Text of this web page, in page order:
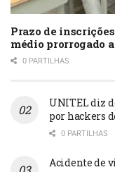
Prazo de
médio prorrogado
0 PARTILHAS
UNITEL diz
por hackers
0 PARTILHAS
Acidente de